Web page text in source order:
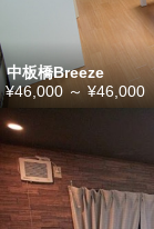
中板橋Breeze
¥46,000 ～ ¥46,000